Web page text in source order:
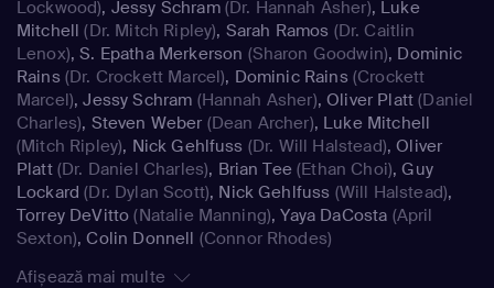
Lockwood), Jessy Schram(Dr. Hannah Asher), Luke
Mitchell (Dr. Mitch Ripley), Sarah Ramos (Dr. Caitlin
Lenox),S. Epatha Merkerson (Sharon Goodwin), Dominic
Rains (Dr. Crockett Marcel), Dominic Rains (Crockett
Marcel),Jessy Schram (Hannah Asher),Oliver Platt (Daniel
Charles), Steven Weber (Dean Archer), Luke Mitchell
(Mitch Ripley), Nick Gehlfuss (Dr. Will Halstead),Oliver
Platt(Dr. Daniel Charles), Brian Tee (Ethan Choi),Guy
Lockard (Dr. Dylan Scott), Nick Gehlfuss (Will Halstead),
Torrey DeVitto (Natalie Manning),Yaya DaCosta (April
Sexton),Colin Donnell (Connor Rhodes)
Afișează mai multe